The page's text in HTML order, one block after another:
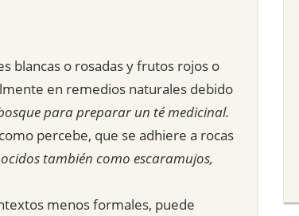
blancas o rosadas y frutos rojos o
en remedios naturales debido
para preparar un té medicinal.
percebe, que se adhiere a rocas
también como escaramujos,
menos formales, puede